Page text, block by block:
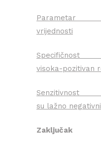
vrijednosti
visoka-pozitivan
Senzitivnost
su lažno
Zaključak